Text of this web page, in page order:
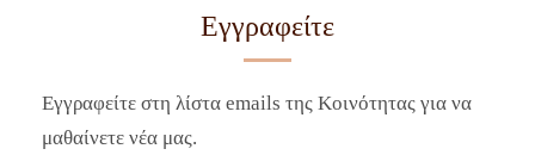
Εγγραφείτε
Εγγραφείτε στη λίστα emails της Κοινότητας για να
μαθαίνετε νέα μας.